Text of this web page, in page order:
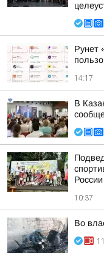
Рунет
14:17
В
10:37
Во